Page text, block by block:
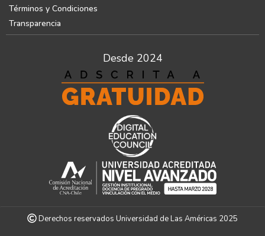
Términos y Condiciones
Transparencia
Desde 2024
Derechos reservados Universidad de Las Américas 2025